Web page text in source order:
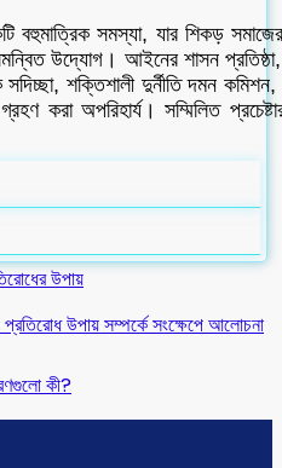
বহুমাত্রিক সমস্যা, যার শিকড়
উদ্যোগ। আইনের শাসন প্রতিষ্ঠা,
সদিচ্ছা, শক্তিশালী দুর্নীতি দমন
করা অপরিহার্য। সম্মিলিত
উপায়
উপায় সম্পর্কে সংক্ষেপে আলোচনা
কী?